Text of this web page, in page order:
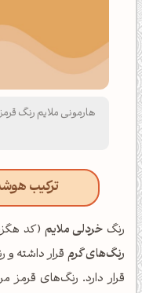
هارمونی ملایم رنگ
ترکیب
رنگ خردلی ملایم (کد
رنگ‌های گرم قرار داشته
قرار دارد. رنگ‌های قرمز